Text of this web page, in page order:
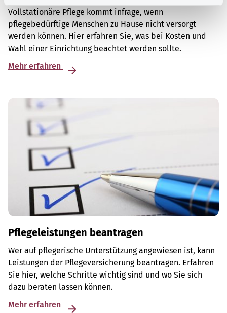
Vollstationäre Pflege kommt infrage, wenn
pflegebedürftige Menschen zu Hause nicht versorgt
werden können. Hier erfahren Sie, was bei Kosten und
Wahl einer Einrichtung beachtet werden sollte.
Mehr erfahren
Pflegeleistungen beantragen
Wer auf pflegerische Unterstützung angewiesen ist, kann
Leistungen der Pflegeversicherung beantragen. Erfahren
Sie hier, welche Schritte wichtig sind und wo Sie sich
dazu beraten lassen können.
Mehr erfahren